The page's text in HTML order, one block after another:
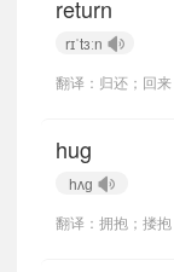
return
rɪˈtɜːn
翻译：归还；回
hug
hʌɡ
翻译：拥抱；搂抱